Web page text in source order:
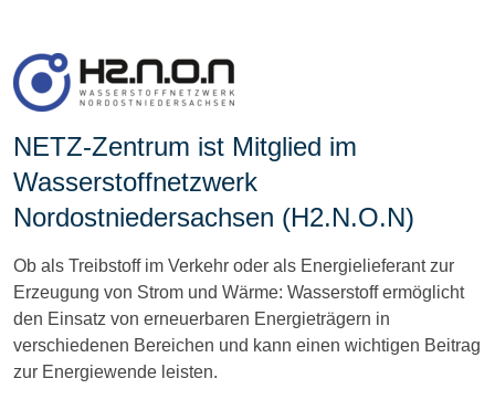
NETZ-Zentrum ist Mitglied im
Wasserstoffnetzwerk
Nordostniedersachsen (H2.N.O.N)
Ob als Treibstoff im Verkehr oder als Energielieferant zur
Erzeugung von Strom und Wärme: Wasserstoff ermöglicht
den Einsatz von erneuerbaren Energieträgern in
verschiedenen Bereichen und kann einen wichtigen Beitrag
zur Energiewende leisten.